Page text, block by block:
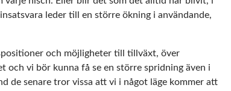
leder till en större ökning i användande,
och möjligheter till tillväxt, över
och vi bör kunna få se en större spridning även i
de senare tror vissa att vi i något läge kommer att